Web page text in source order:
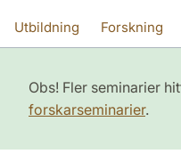
Utbildning Forskning
Obs! Fler seminarier
forskarseminarier.